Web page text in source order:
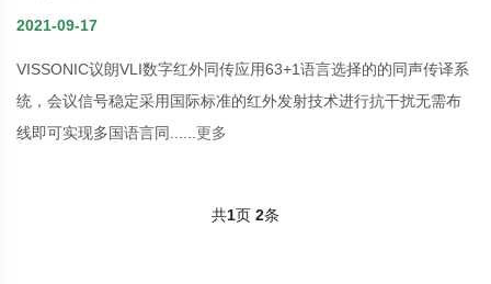
2021-09-17
VISSONIC议朗VLI数字红外同传应用63+1语言选择的的同声传译系
统，会议信号稳定采用国际标准的红外发射技术进行抗干扰无需布
线即可实现多国语言同......更多
共1页 2条